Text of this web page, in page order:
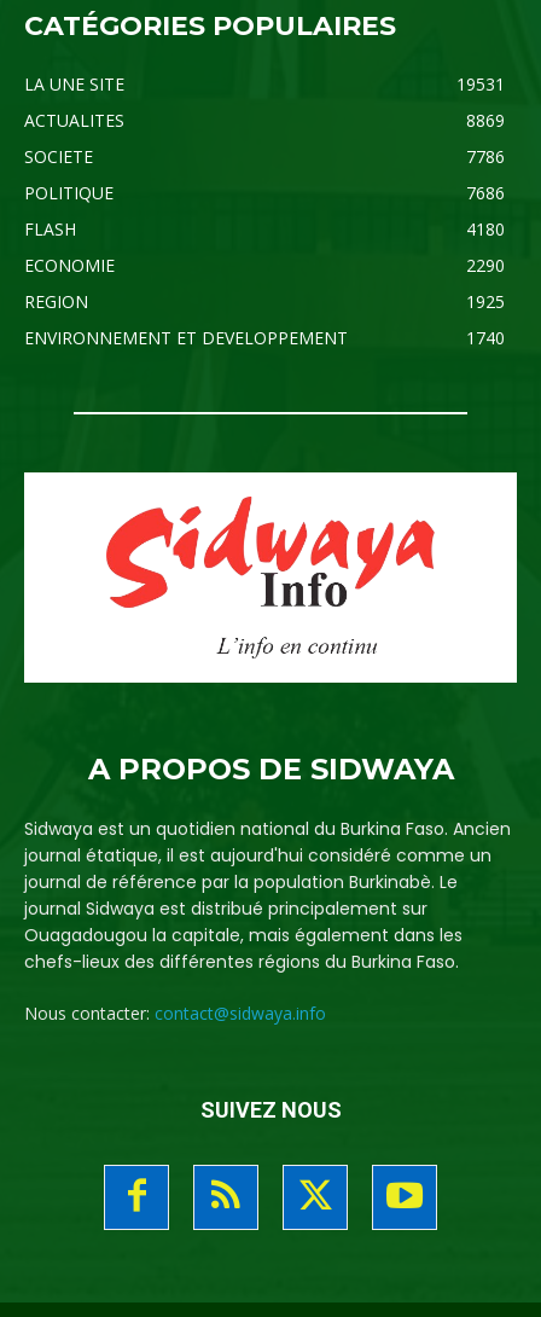
CATÉGORIES POPULAIRES
LA UNE SITE
19531
ACTUALITES
8869
SOCIETE
7786
POLITIQUE
7686
FLASH
4180
ECONOMIE
2290
REGION
1925
ENVIRONNEMENT ET DEVELOPPEMENT
1740
A PROPOS DE SIDWAYA
Sidwaya est un quotidien national du Burkina Faso. Ancien
journal étatique, il est aujourd'hui considéré comme un
journal de référence par la population Burkinabè. Le
journal Sidwaya est distribué principalement sur
Ouagadougou la capitale, mais également dans les
chefs-lieux des différentes régions du Burkina Faso.
Nous contacter: contact@sidwaya.info
SUIVEZ NOUS